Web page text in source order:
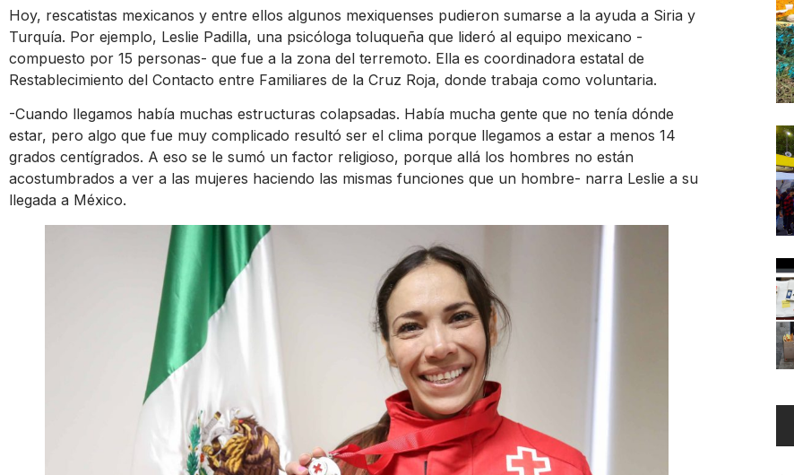
Hoy, rescatistas mexicanos y entre ellos algunos mexiquenses pudieron sumarse a la ayuda a Siria y
Turquía. Por ejemplo, Leslie Padilla, una psicóloga toluqueña que lideró al equipo mexicano -
compuesto por 15 personas- que fue a la zona del terremoto. Ella es coordinadora estatal de
Restablecimiento del Contacto entre Familiares de la Cruz Roja, donde trabaja como voluntaria.
-Cuando llegamos había muchas estructuras colapsadas. Había mucha gente que no tenía dónde
estar, pero algo que fue muy complicado resultó ser el clima porque llegamos a estar a menos 14
grados centígrados. A eso se le sumó un factor religioso, porque allá los hombres no están
acostumbrados a ver a las mujeres haciendo las mismas funciones que un hombre- narra Leslie a su
llegada a México.